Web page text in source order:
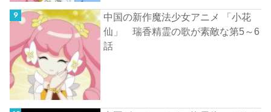
中国の新作魔法少女アニメ 「小花
仙」 瑞香精霊の歌が素敵な第5～6
話